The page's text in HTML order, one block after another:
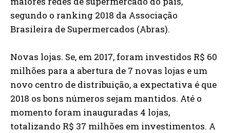
segundo o ranking 2018 da Associação
Brasileira de Supermercados (Abras).
Novas lojas. Se, em 2017, foram investidos R$ 60
milhões para a abertura de 7 novas lojas e um
novo centro de distribuição, a expectativa é que
2018 os bons números sejam mantidos. Até o
momento foram inauguradas 4 lojas,
totalizando R$ 37 milhões em investimentos. A